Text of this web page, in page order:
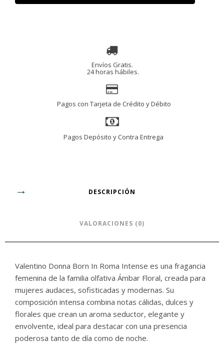
IN
Envíos Gratis.
24 horas hábiles.
Pagos con Tarjeta de Crédito y Débito
Pagos Depósito y Contra Entrega
DESCRIPCIÓN
VALORACIONES (0)
Valentino Donna Born In Roma Intense es una fragancia
femenina de la familia olfativa Ámbar Floral, creada para
mujeres audaces, sofisticadas y modernas. Su
composición intensa combina notas cálidas, dulces y
florales que crean un aroma seductor, elegante y
envolvente, ideal para destacar con una presencia
poderosa tanto de día como de noche.